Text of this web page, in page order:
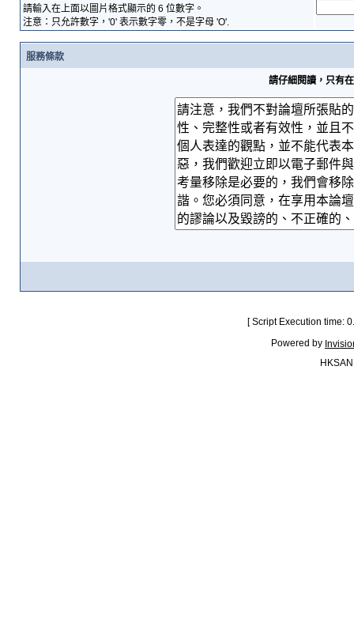
請輸入在上面以圖片格式顯示的 6 位數字。
注意：只允許數字，'0' 表示數字零，不是字母 'O'.
服務條款
請仔細閱讀，只有
[ Script Execution time:
Powered by